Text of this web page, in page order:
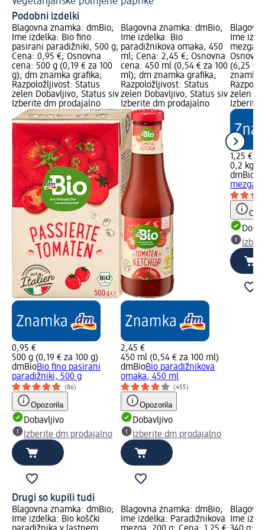
Podobni izdelki
Blagovna znamka: dmBio;
Ime izdelka: Bio fino
pasirani paradižniki, 500 g;
Cena: 0,95 €; Osnovna
cena: 500 g (0,19 € za 100
g); dm znamka grafika;
Razpoložljivost: Status
zelen Dobavljivo, Status siv
Izberite dm prodajalno
0,95 €
500 g (0,19 € za 100 g)
dmBioBio fino pasirani
paradižniki, 500 g
(86)
Opozorila
Dobavljivo
Izberite dm prodajalno
Blagovna znamka: dmBio;
Ime izdelka: Bio
paradižnikova omaka, 450
ml; Cena: 2,45 €; Osnovna
cena: 450 ml (0,54 € za 100
ml); dm znamka grafika;
Razpoložljivost: Status
zelen Dobavljivo, Status siv
Izberite dm prodajalno
2,45 €
450 ml (0,54 € za 100 ml)
dmBioBio paradižnikova
omaka, 450 ml
(455)
Opozorila
Dobavljivo
Izberite dm prodajalno
Ime
mezga,
(6,25 €
znamka
zelen
Izberite
1,25 €
0,2 kg
dmBio
mezga,
Drugi so kupili tudi
Blagovna znamka: dmBio;
Ime izdelka: Bio koščki
Blagovna znamka: dmBio;
Ime izdelka: Paradižnikova
Ime